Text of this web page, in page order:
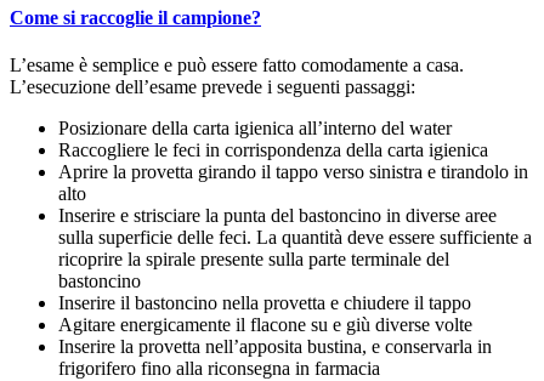
Come si raccoglie il campione?
L’esame è semplice e può essere fatto comodamente a casa.
L’esecuzione dell’esame prevede i seguenti passaggi:
Posizionare della carta igienica all’interno del water
Raccogliere le feci in corrispondenza della carta igienica
Aprire la provetta girando il tappo verso sinistra e tirandolo in
alto
Inserire e strisciare la punta del bastoncino in diverse aree
sulla superficie delle feci. La quantità deve essere sufficiente a
ricoprire la spirale presente sulla parte terminale del
bastoncino
Inserire il bastoncino nella provetta e chiudere il tappo
Agitare energicamente il flacone su e giù diverse volte
Inserire la provetta nell’apposita bustina, e conservarla in
frigorifero fino alla riconsegna in farmacia